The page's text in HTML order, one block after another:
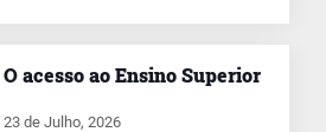
O acesso ao Ensino Superior
23 de Julho, 2026